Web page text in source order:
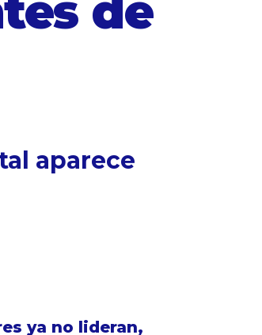
aparece
ya no lideran,